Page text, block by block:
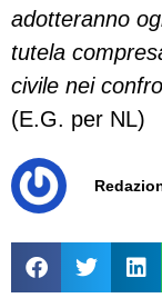
adotteranno
tutela
civile nei
(E.G. per NL)